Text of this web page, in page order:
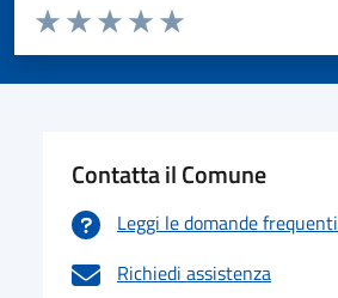
Valuta da 1 a 5 stelle la pagina
Valuta 5 stelle su 5
Valuta 4 stelle su 5
Valuta 3 stelle su 5
Valuta 2 stelle su 5
Valuta 1 stelle su 5
Contatta il Comune
Leggi le domande frequenti
Richiedi assistenza